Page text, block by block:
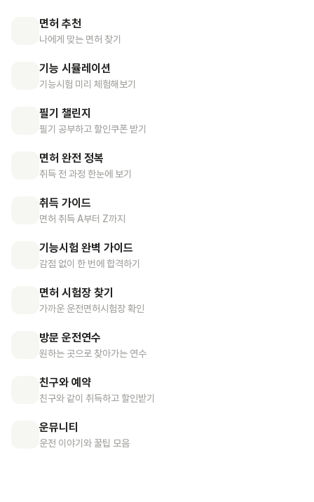
면허 추천
나에게 맞는 면허 찾기
기능 시뮬레이션
기능시험 미리 체험해보기
필기 챌린지
필기 공부하고 할인쿠폰 받기
면허 완전 정복
취득 전 과정 한눈에 보기
취득 가이드
면허 취득 A부터 Z까지
기능시험 완벽 가이드
감점 없이 한 번에 합격하기
면허 시험장 찾기
가까운 운전면허시험장 확인
방문 운전연수
원하는 곳으로 찾아가는 연수
친구와 예약
친구와 같이 취득하고 할인받기
운뮤니티
운전 이야기와 꿀팁 모음